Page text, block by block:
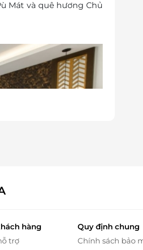
Mát và quê hương Chủ
hàng
trợ
Quy định chung
Chính sách bảo